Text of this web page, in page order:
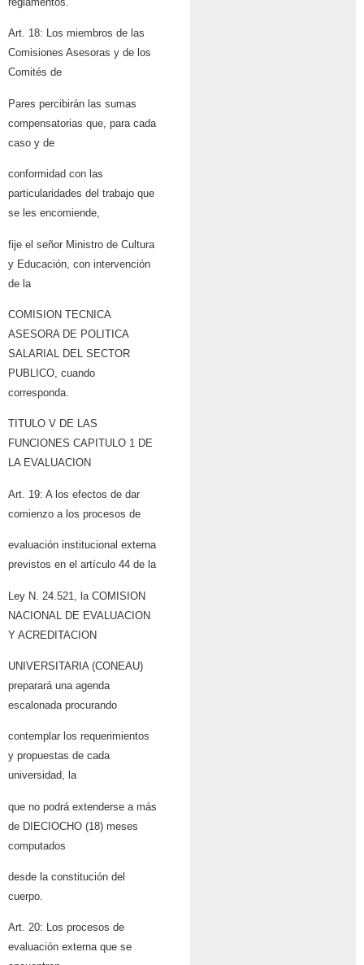
Art. 18: Los miembros de las
Comisiones Asesoras y de los
Comités de
Pares percibirán las sumas
compensatorias que, para cada
caso y de
conformidad con las
particularidades del trabajo que
se les encomiende,
fije el señor Ministro de Cultura
y Educación, con intervención
de la
COMISION TECNICA
ASESORA DE POLITICA
SALARIAL DEL SECTOR
PUBLICO, cuando
corresponda.
TITULO V DE LAS
FUNCIONES CAPITULO 1 DE
LA EVALUACION
Art. 19: A los efectos de dar
comienzo a los procesos de
evaluación institucional externa
previstos en el artículo 44 de la
Ley N. 24.521, la COMISION
NACIONAL DE EVALUACION
Y ACREDITACION
UNIVERSITARIA (CONEAU)
preparará una agenda
escalonada procurando
contemplar los requerimientos
y propuestas de cada
universidad, la
que no podrá extenderse a más
de DIECIOCHO (18) meses
computados
desde la constitución del
cuerpo.
Art. 20: Los procesos de
evaluación externa que se